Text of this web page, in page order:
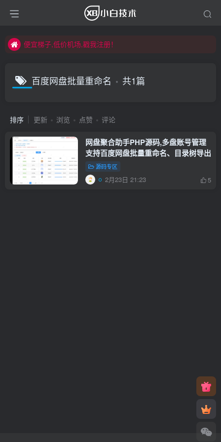
便宜梯子,低价机场,戳我注册！
便宜梯子,低价机场,戳我注册！
百度网盘批量重命名 共1篇
排序 更新 浏览 点赞 评论
网盘聚合助手PHP源码,多盘账号管理
支持百度网盘批量重命名、目录树导出
源码专区
2月23日 21:23 5